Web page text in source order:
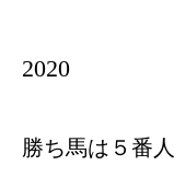
2020
勝ち馬は５番